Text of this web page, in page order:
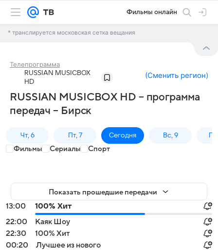
Фильмы онлайн
* транслируется московская сетка вещания
Телепрограмма
RUSSIAN MUSICBOX
HD
(Сменить регион)
RUSSIAN MUSICBOX HD – программа
передач – Бирск
Чт, 6 Пт, 7 Сегодня Вс, 9
Фильмы Сериалы Спорт
Показать прошедшие передачи
13:00
100% Хит
22:00
Каяк Шоу
22:30
100% Хит
00:20
Лучшее из нового